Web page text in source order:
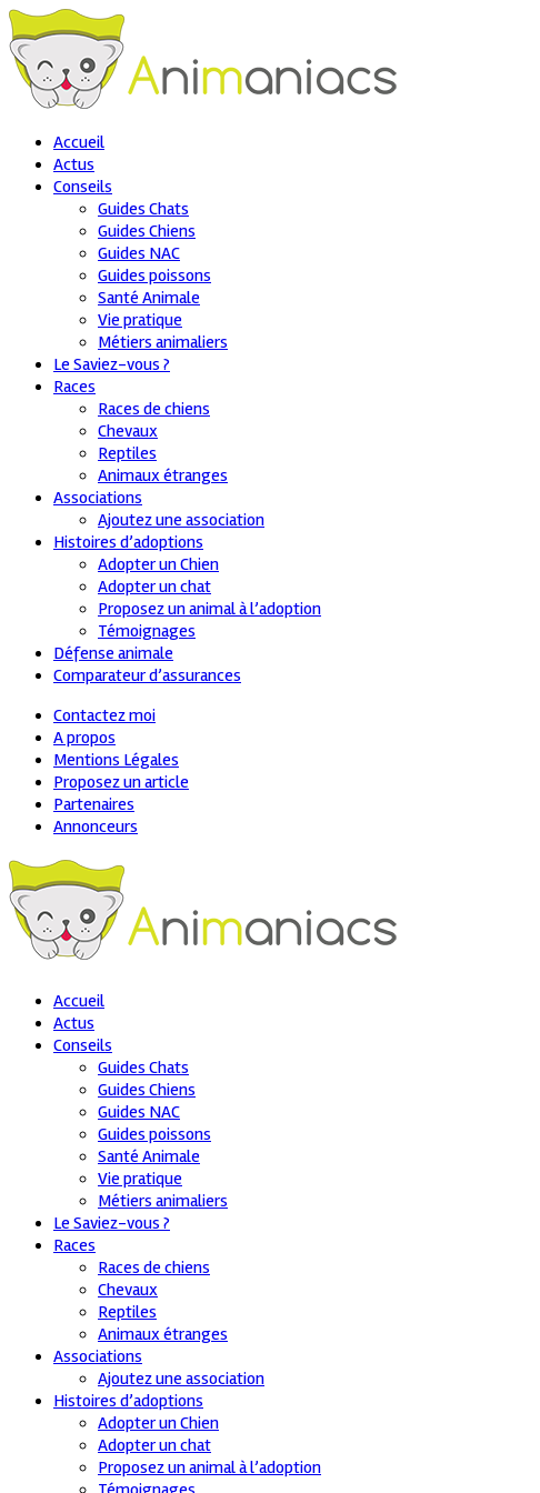
Accueil
Actus
Conseils
Guides Chats
Guides Chiens
Guides NAC
Guides poissons
Santé Animale
Vie pratique
Métiers animaliers
Le Saviez-vous ?
Races
Races de chiens
Chevaux
Reptiles
Animaux étranges
Associations
Ajoutez une association
Histoires d’adoptions
Adopter un Chien
Adopter un chat
Proposez un animal à l’adoption
Témoignages
Défense animale
Comparateur d’assurances
Contactez moi
A propos
Mentions Légales
Proposez un article
Partenaires
Annonceurs
Accueil
Actus
Conseils
Guides Chats
Guides Chiens
Guides NAC
Guides poissons
Santé Animale
Vie pratique
Métiers animaliers
Le Saviez-vous ?
Races
Races de chiens
Chevaux
Reptiles
Animaux étranges
Associations
Ajoutez une association
Histoires d’adoptions
Adopter un Chien
Adopter un chat
Proposez un animal à l’adoption